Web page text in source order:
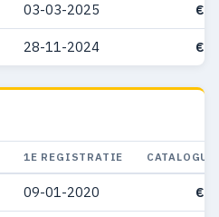
03-03-2025 €
28-11-2024 €
1E REGISTRATIE
09-01-2020 €